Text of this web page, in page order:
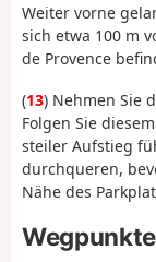
Weiter vorne
sich etwa 100 m
de Provence
(13) Nehmen Sie
Folgen Sie
steiler Aufstieg
durchqueren,
Nähe des
Wegpunkte